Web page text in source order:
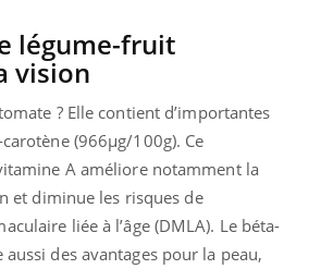
légume-fruit
vision
? Elle contient d’importantes
(966µg/100g). Ce
A améliore notamment la
et diminue les risques de
liée à l’âge (DMLA). Le béta-
des avantages pour la peau,